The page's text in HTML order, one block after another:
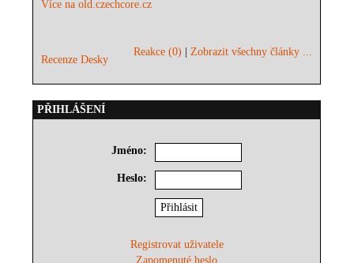
Více na old.czechcore.cz
Recenze Desky
Reakce (0) |Zobrazit všechny články ...
PŘIHLÁŠENÍ
Jméno:
Heslo:
Registrovat uživatele
Zapomenuté heslo